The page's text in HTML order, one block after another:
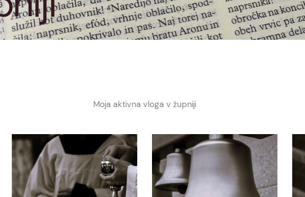
Moja aktivna vloga v župniji